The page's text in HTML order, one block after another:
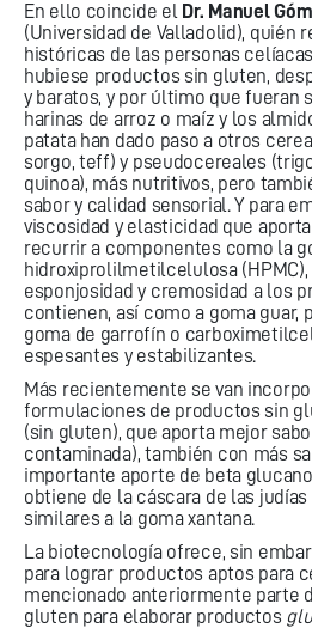
En ello coincide el Dr. Manuel
(Universidad de Valladolid), quién
históricas de las personas
hubiese productos sin gluten,
y baratos, y por último que fueran
harinas de arroz o maíz y los
patata han dado paso a otros
sorgo, teff) y pseudocereales
quinoa), más nutritivos, pero
sabor y calidad sensorial. Y para
viscosidad y elasticidad que
recurrir a componentes como la
hidroxiprolilmetilcelulosa
esponjosidad y cremosidad a los
contienen, así como a goma guar,
goma de garrofín o
espesantes y estabilizantes.
Más recientemente se van
formulaciones de productos sin
(sin gluten), que aporta mejor
contaminada), también con más
importante aporte de beta
obtiene de la cáscara de las
similares a la goma xantana.
La biotecnología ofrece, sin
para lograr productos aptos para
mencionado anteriormente parte
gluten para elaborar productos